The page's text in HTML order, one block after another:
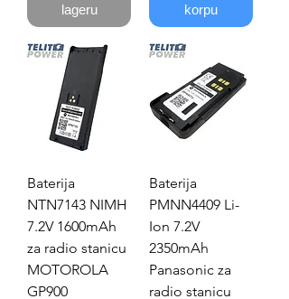
lageru
korpu
Baterija
NTN7143 NIMH
7.2V 1600mAh
za radio stanicu
MOTOROLA
GP900
Baterija
PMNN4409 Li-
Ion 7.2V
2350mAh
Panasonic za
radio stanicu